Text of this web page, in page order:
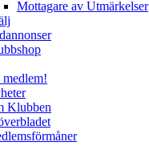
Mottagare av Utmärkelser
Klubben